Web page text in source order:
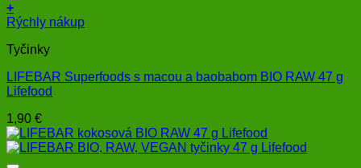
+
Rýchly nákup
Tyčinky
LIFEBAR Superfoods s macou a baobabom BIO RAW 47 g
Lifefood
1,90 €